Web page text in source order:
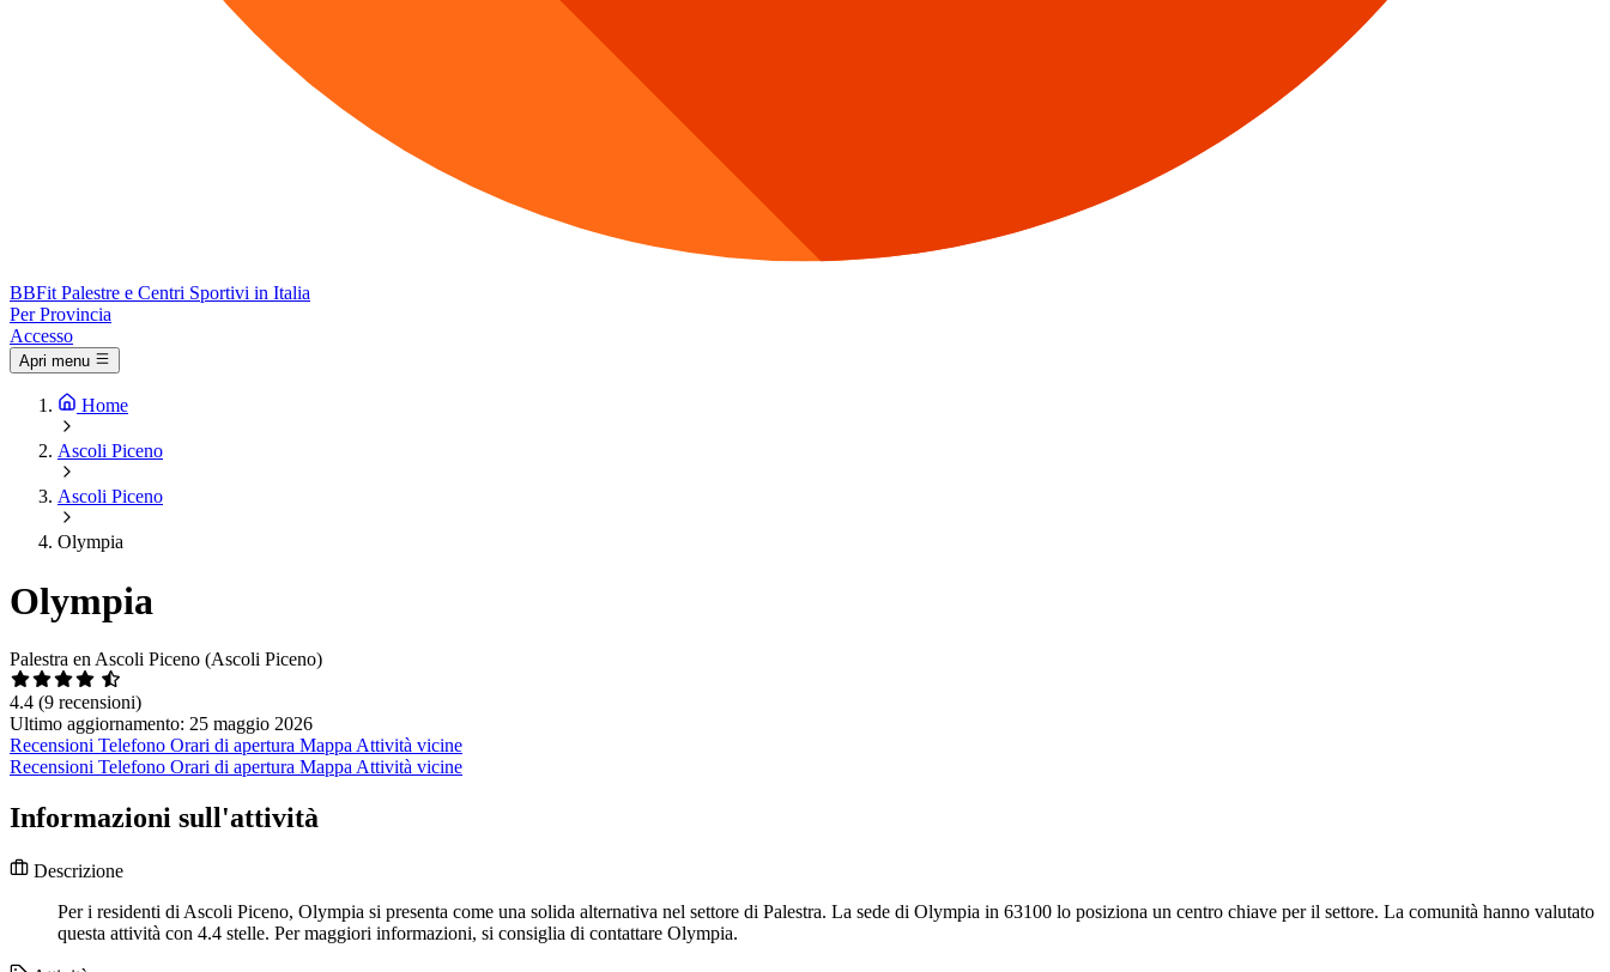
BBFit Palestre e Centri Sportivi in Italia
Per Provincia
Accesso
Apri menu
Home
Ascoli Piceno
Ascoli Piceno
Olympia
Olympia
Palestra en Ascoli Piceno (Ascoli Piceno)
4.4 (9 recensioni)
Ultimo aggiornamento: 25 maggio 2026
Recensioni Telefono Orari di apertura Mappa Attività vicine
Recensioni Telefono Orari di apertura Mappa Attività vicine
Informazioni sull'attività
Descrizione
Per i residenti di Ascoli Piceno, Olympia si presenta come una solida alternativa nel settore di Palestra. La sede di Olympia in 63100 lo posiziona un centro chiave per il settore. La comunità hanno valutato
questa attività con 4.4 stelle. Per maggiori informazioni, si consiglia di contattare Olympia.